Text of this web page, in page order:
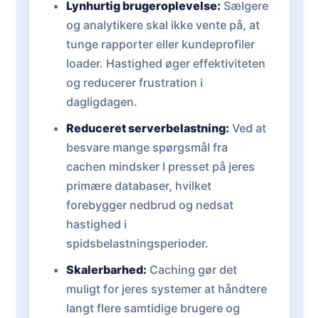
Lynhurtig brugeroplevelse: Sælgere
og analytikere skal ikke vente på, at
tunge rapporter eller kundeprofiler
loader. Hastighed øger effektiviteten
og reducerer frustration i
dagligdagen.
Reduceret serverbelastning: Ved at
besvare mange spørgsmål fra
cachen mindsker I presset på jeres
primære databaser, hvilket
forebygger nedbrud og nedsat
hastighed i
spidsbelastningsperioder.
Skalerbarhed: Caching gør det
muligt for jeres systemer at håndtere
langt flere samtidige brugere og